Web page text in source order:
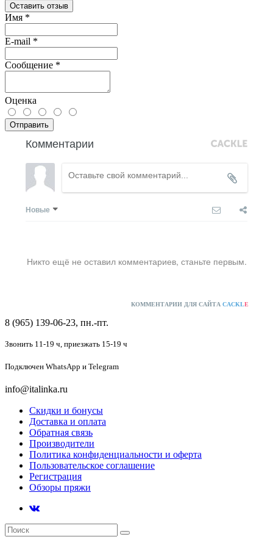
Оставить отзыв
Имя *
E-mail *
Сообщение *
Оценка
Отправить
Комментарии
Новые
Никто ещё не оставил комментариев, станьте первым.
КОММЕНТАРИИ ДЛЯ САЙТА CACKLE
8 (965) 139-06-23, пн.-пт.
Звонить 11-19 ч, приезжать 15-19 ч
Подключен WhatsApp и Telegram
info@italinka.ru
Скидки и бонусы
Доставка и оплата
Обратная связь
Производители
Политика конфиденциальности и оферта
Пользовательское соглашение
Регистрация
Обзоры пряжи